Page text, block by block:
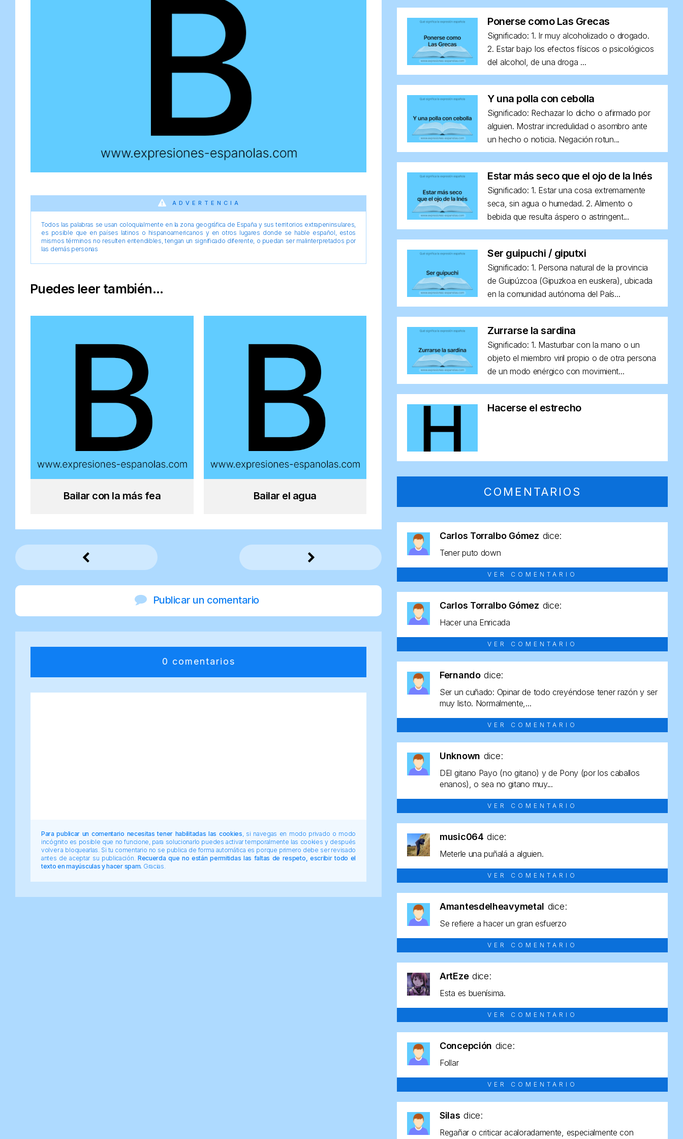
ADVERTENCIA
Todos las palabras se usan coloquialmente en la zona geográfica de España y sus territorios extrapeninsulares,
es posible que en países latinos o hispanoamericanos y en otros lugares donde se hable español, estos
mismos términos no resulten entendibles, tengan un significado diferente, o puedan ser malinterpretados por
las demás personas
Puedes leer también...
Bailar con la más fea Bailar el agua
Publicar un comentario
0 comentarios
Para publicar un comentario necesitas tener habilitadas las cookies , si navegas en modo privado o modo
incógnito es posible que no funcione, para solucionarlo puedes activar temporalmente las cookies y después
volver a bloquearlas. Si tu comentario no se publica de forma automática es porque primero debe ser revisado
antes de aceptar su publicación. Recuerda que no están permitidas las faltas de respeto, escribir todo el
texto en mayúsculas y hacer spam. Gracias.
Ponerse como Las Grecas
Significado: 1. Ir muy alcoholizado o drogado.
2. Estar bajo los efectos físicos o psicológicos
del alcohol, de una droga ...
Y una polla con cebolla
Significado: Rechazar lo dicho o afirmado por
alguien. Mostrar incredulidad o asombro ante
un hecho o noticia. Negación rotun...
Estar más seco que el ojo de la Inés
Significado: 1. Estar una cosa extremamente
seca, sin agua o humedad. 2. Alimento o
bebida que resulta áspero o astringent...
Ser guipuchi / giputxi
Significado: 1. Persona natural de la provincia
de Guipúzcoa (Gipuzkoa en euskera), ubicada
en la comunidad autónoma del País...
Zurrarse la sardina
Significado: 1. Masturbar con la mano o un
objeto el miembro viril propio o de otra persona
de un modo enérgico con movimient...
Hacerse el estrecho
COMENTARIOS
Carlos Torralbo Gómez dice:
Tener puto down
VER COMENTARIO
Carlos Torralbo Gómez dice:
Hacer una Enricada
VER COMENTARIO
Fernando dice:
Ser un cuñado: Opinar de todo creyéndose tener razón y ser
muy listo. Normalmente,...
VER COMENTARIO
Unknown dice:
DEl gitano Payo (no gitano) y de Pony (por los caballos
enanos), o sea no gitano muy...
VER COMENTARIO
music064 dice:
Meterle una puñalá a alguien.
VER COMENTARIO
Amantesdelheavymetal dice:
Se refiere a hacer un gran esfuerzo
VER COMENTARIO
ArtEze dice:
Esta es buenísima.
VER COMENTARIO
Concepción dice:
Follar
VER COMENTARIO
Silas dice:
Regañar o criticar acaloradamente, especialmente con